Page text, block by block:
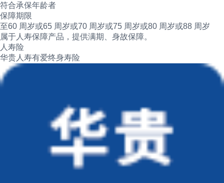
符合承保年龄者
保障期限
至60 周岁或65 周岁或70 周岁或75 周岁或80 周岁或88 周岁
属于人寿保障产品，提供满期、身故保障。
人寿险
华贵人寿有爱终身寿险